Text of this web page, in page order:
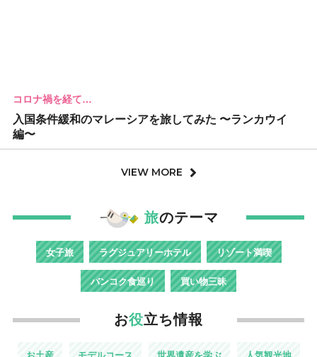
コロナ禍を経て…
入国条件緩和のマレーシアを旅してみた 〜ランカウイ
編〜
VIEW MORE
旅のテーマ
女子旅 ラグジュアリーホテル リゾート満喫
バンコク食巡り 買い物三昧
お役立ち情報